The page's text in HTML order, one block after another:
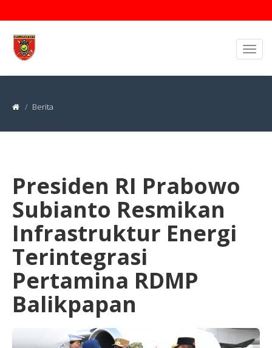
Berita
Presiden RI Prabowo
Subianto Resmikan
Infrastruktur Energi
Terintegrasi
Pertamina RDMP
Balikpapan